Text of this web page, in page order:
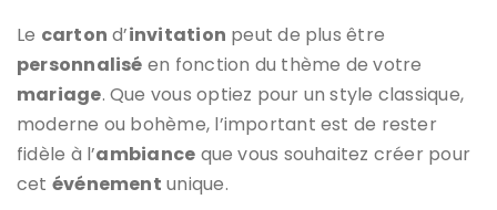
Le carton d’invitation peut de plus être
personnalisé en fonction du thème de votre
mariage. Que vous optiez pour un style classique,
moderne ou bohème, l’important est de rester
fidèle à l’ambiance que vous souhaitez créer pour
cet événement unique.